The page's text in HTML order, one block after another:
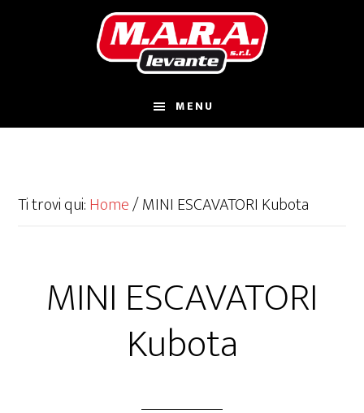
MENU
Ti trovi qui:Home/MINI ESCAVATORI Kubota
MINI ESCAVATORI
Kubota